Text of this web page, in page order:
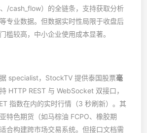
/cash_flow）的全链条，支持获取分析
专业数据。但数据实时性局限于收盘后
槛较高，中小企业使用成本显著。
specialist，StockTV 提供泰国股票毫
HTTP REST 与 WebSocket 双接口，
指数在内的实时行情（3 秒刷新）。其
特色期货（如马棕油 FCPO、橡胶期
合构建跨市场交易系统。但接口文档需